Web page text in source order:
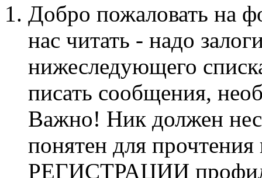
Добро пожаловать на
нас читать - надо
нижеследующего
писать сообщения,
Важно! Ник должен
понятен для
РЕГИСТРАЦИИ профиль